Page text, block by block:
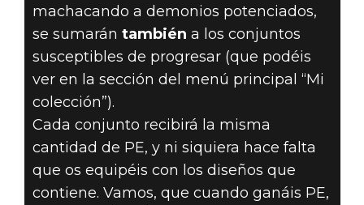
machacando a demonios potenciados,
se sumarán también a los conjuntos
susceptibles de progresar (que podéis
ver en la sección del menú principal “Mi
colección”).
Cada conjunto recibirá la misma
cantidad de PE, y ni siquiera hace falta
que os equipéis con los diseños que
contiene. Vamos, que cuando ganáis PE,